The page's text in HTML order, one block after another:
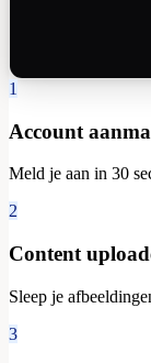
1
Account
Meld je aan in 30
2
Content
Sleep je
3